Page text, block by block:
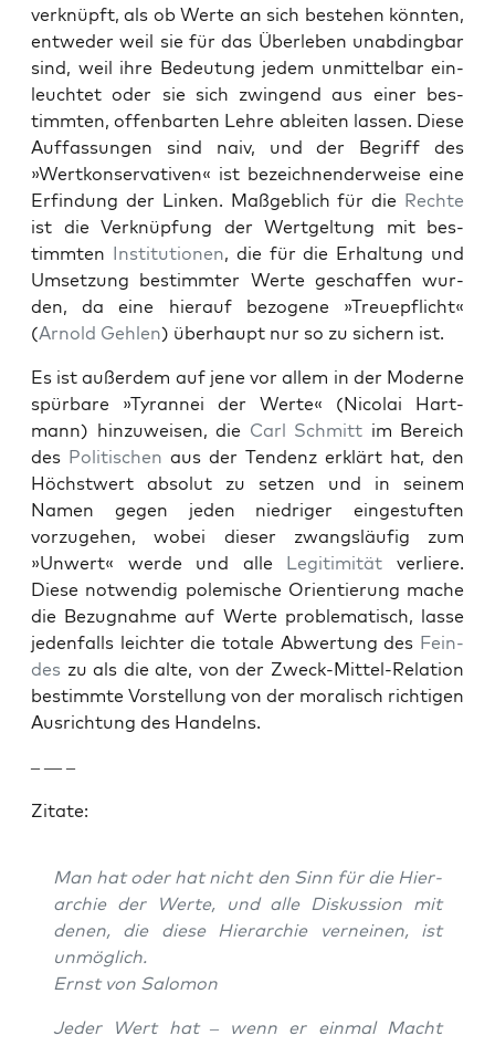
verknüpft, als ob Werte an sich beste­hen kön­nten,
entwed­er weil sie für das Über­leben unab­d­ing­bar
sind, weil ihre Bedeu­tung jedem unmit­tel­bar ein­
leuchtet oder sie sich zwin­gend aus ein­er bes­
timmten, offen­barten Lehre ableit­en lassen. Diese
Auf­fas­sun­gen sind naiv, und der Begriff des
»Wertkon­ser­v­a­tiv­en« ist beze­ich­nen­der­weise eine
Erfind­ung der Linken. Maßge­blich für die Rechte
ist die Verknüp­fung der Wert­gel­tung mit bes­
timmten Insti­tu­tio­nen, die für die Erhal­tung und
Umset­zung bes­timmter Werte geschaf­fen wur­
den, da eine hier­auf bezo­gene »Treuepflicht«
(Arnold Gehlen) über­haupt nur so zu sich­ern ist.
Es ist außer­dem auf jene vor allem in der Mod­erne
spür­bare »Tyran­nei der Werte« (Nico­lai Hart­
mann) hinzuweisen, die Carl Schmitt im Bere­ich
des Poli­tis­chen aus der Ten­denz erk­lärt hat, den
Höchst­wert abso­lut zu set­zen und in seinem
Namen gegen jeden niedriger eingestuften
vorzuge­hen, wobei dieser zwangsläu­fig zum
»Unwert« werde und alle Legit­im­ität ver­liere.
Diese notwendig polemis­che Ori­en­tierung mache
die Bezug­nahme auf Werte prob­lema­tisch, lasse
jeden­falls leichter die totale Abw­er­tung des Fein­
des zu als die alte, von der Zweck-Mit­tel-Rela­tion
bes­timmte Vorstel­lung von der moralisch richti­gen
Aus­rich­tung des Han­delns.
– — –
Zitate:
Man hat oder hat nicht den Sinn für die Hier­
ar­chie der Werte, und alle Diskus­sion mit
denen, die diese Hier­ar­chie verneinen, ist
unmöglich.
Ernst von Salomon
Jed­er Wert hat – wenn er ein­mal Macht